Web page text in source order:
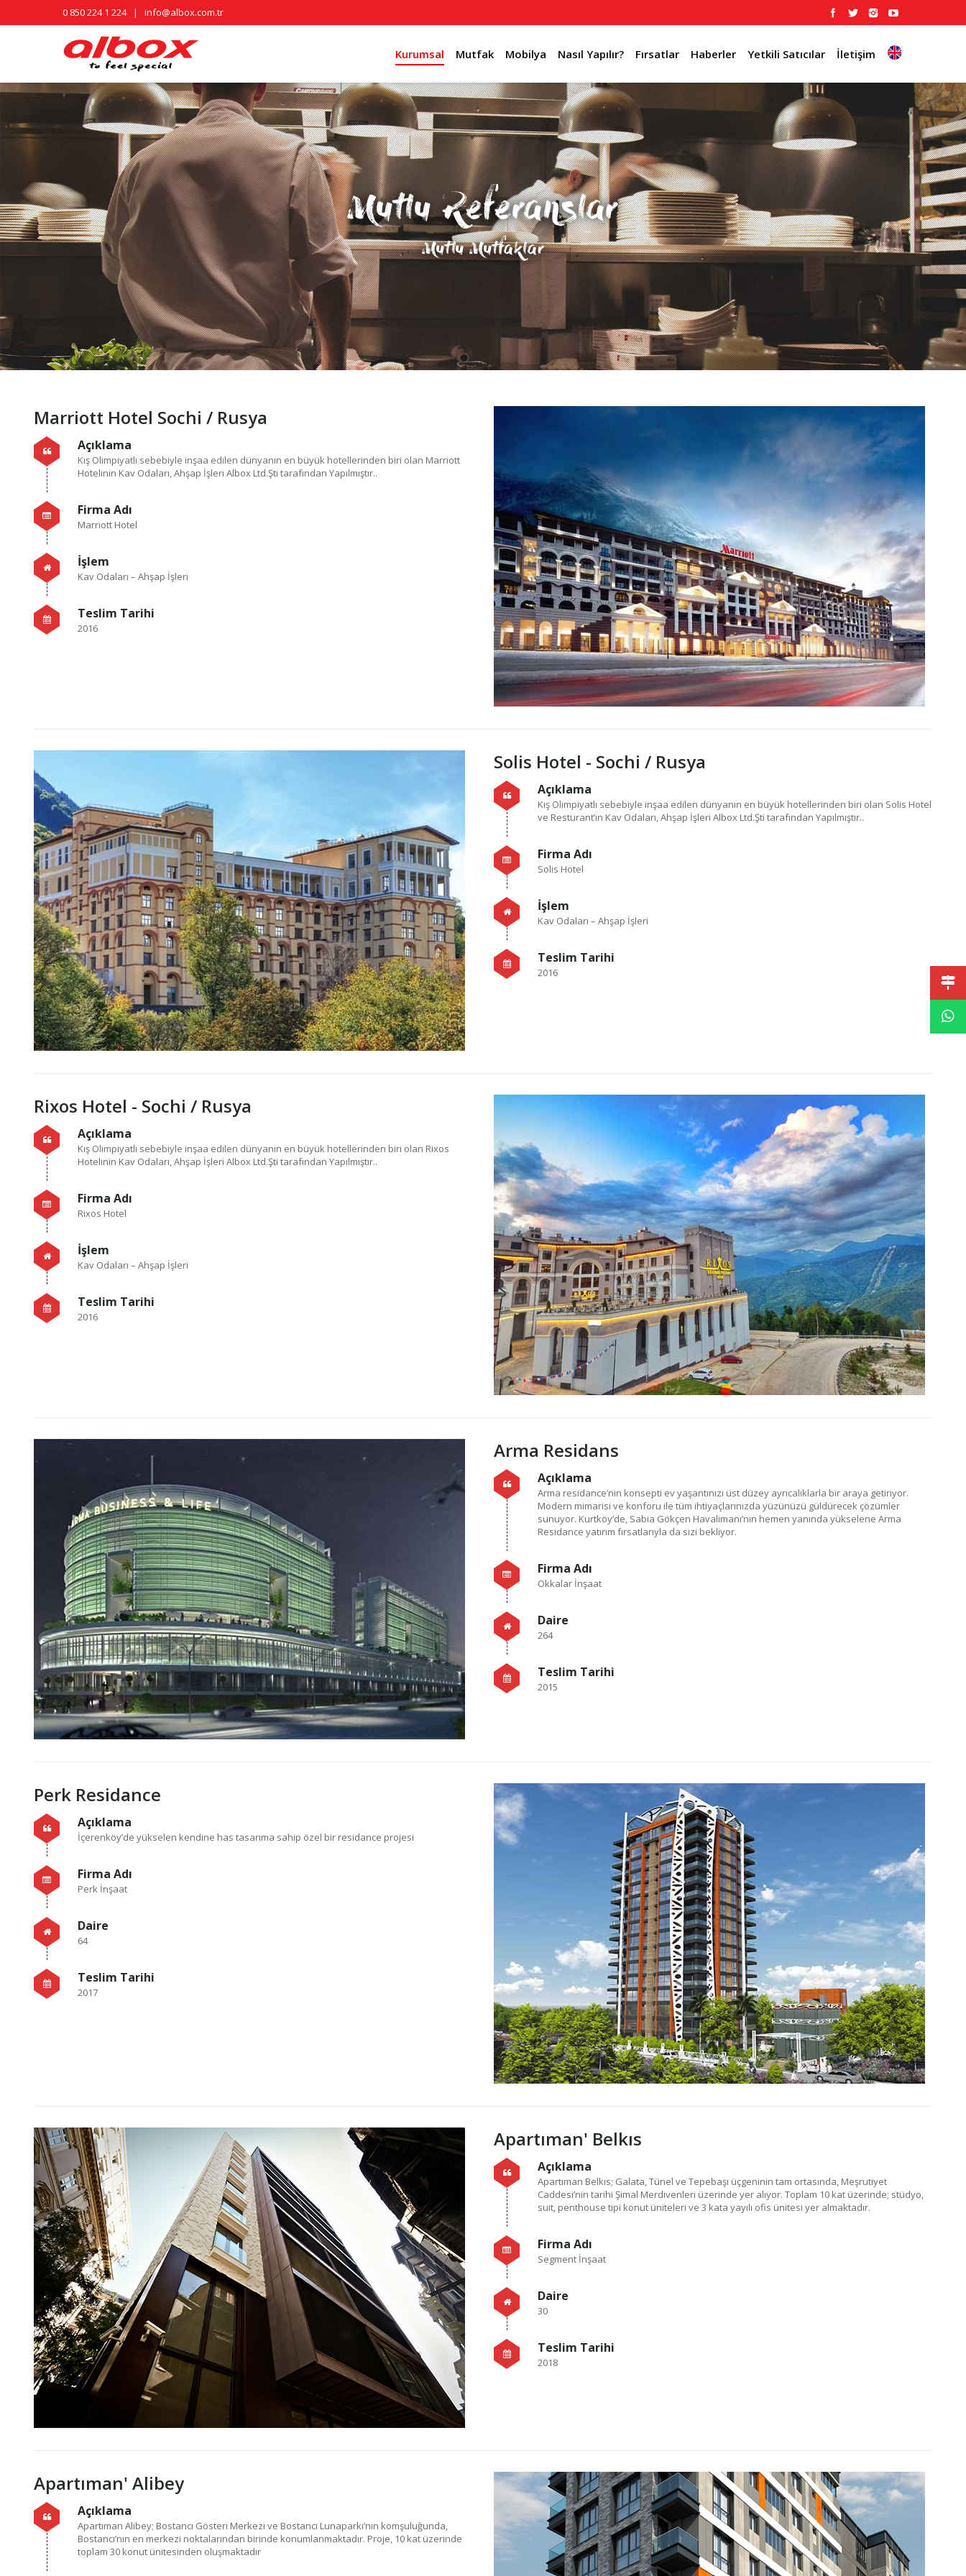
0 850 224 1 224| info@albox.com.tr
Kurumsal Mutfak Mobilya Nasıl Yapılır? Fırsatlar Haberler Yetkili Satıcılar İletişim
Mutlu Referanslar
Mutlu Mutfaklar
Marriott Hotel Sochi / Rusya
Açıklama
Kış Olimpiyatlı sebebiyle inşaa edilen dünyanın en büyük hotellerinden biri olan Marriott
Hotelinin Kav Odaları, Ahşap İşleri Albox Ltd.Şti tarafından Yapılmıştır..
Firma Adı
Marriott Hotel
İşlem
Kav Odaları – Ahşap İşleri
Teslim Tarihi
2016
Solis Hotel - Sochi / Rusya
Açıklama
Kış Olimpiyatlı sebebiyle inşaa edilen dünyanın en büyük hotellerinden biri olan Solis Hotel
ve Resturant’ın Kav Odaları, Ahşap İşleri Albox Ltd.Şti tarafından Yapılmıştır..
Firma Adı
Solis Hotel
İşlem
Kav Odaları – Ahşap İşleri
Teslim Tarihi
2016
Rixos Hotel - Sochi / Rusya
Açıklama
Kış Olimpiyatlı sebebiyle inşaa edilen dünyanın en büyük hotellerinden biri olan Rixos
Hotelinin Kav Odaları, Ahşap İşleri Albox Ltd.Şti tarafından Yapılmıştır..
Firma Adı
Rixos Hotel
İşlem
Kav Odaları – Ahşap İşleri
Teslim Tarihi
2016
Arma Residans
Açıklama
Arma residance’nin konsepti ev yaşantınızı üst düzey ayrıcalıklarla bir araya getiriyor.
Modern mimarisi ve konforu ile tüm ihtiyaçlarınızda yüzünüzü güldürecek çözümler
sunuyor. Kurtköy’de, Sabia Gökçen Havalimanı’nın hemen yanında yükselene Arma
Residance yatırım fırsatlarıyla da sizi bekliyor.
Firma Adı
Okkalar İnşaat
Daire
264
Teslim Tarihi
2015
Perk Residance
Açıklama
İçerenköy’de yükselen kendine has tasarıma sahip özel bir residance projesi
Firma Adı
Perk İnşaat
Daire
64
Teslim Tarihi
2017
Apartıman' Belkıs
Açıklama
Apartıman Belkıs; Galata, Tünel ve Tepebaşı üçgeninin tam ortasında, Meşrutiyet
Caddesi’nin tarihi Şimal Merdivenleri üzerinde yer alıyor. Toplam 10 kat üzerinde; stüdyo,
suit, penthouse tipi konut üniteleri ve 3 kata yayılı ofis ünitesi yer almaktadır.
Firma Adı
Segment İnşaat
Daire
30
Teslim Tarihi
2018
Apartıman' Alibey
Açıklama
Apartıman Alibey; Bostancı Gösteri Merkezi ve Bostancı Lunaparkı’nın komşuluğunda,
Bostancı’nın en merkezi noktalarından birinde konumlanmaktadır. Proje, 10 kat üzerinde
toplam 30 konut ünitesinden oluşmaktadır